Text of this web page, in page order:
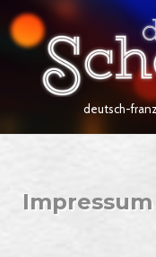
Skip
to
content
Home
deutsch-
Impressum